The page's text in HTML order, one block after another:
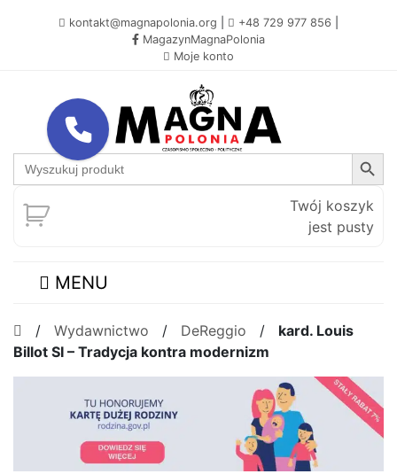
kontakt@magnapolonia.org +48 729 977 856
MagazynMagnaPolonia
Moje konto
Search
for:
Search Button
Twój koszyk
jest pusty
MENU
/ Wydawnictwo / DeReggio / kard. Louis
Billot SI – Tradycja kontra modernizm